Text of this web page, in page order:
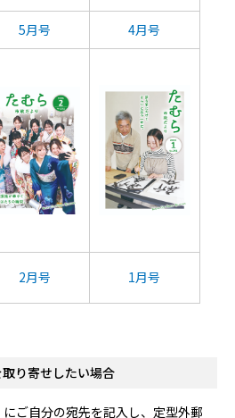
5月号 4月号
2月号 1月号
り寄せしたい場合
にご自分の宛先を記入し、定型外郵